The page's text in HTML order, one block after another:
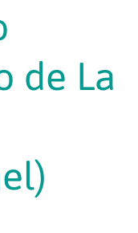
de La